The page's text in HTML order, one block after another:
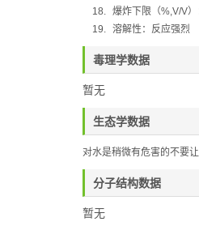
18. 爆炸下限（%,V/V
19. 溶解性：反应强烈
毒理学数据
暂无
生态学数据
对水是稍微有危害的不要
分子结构数据
暂无